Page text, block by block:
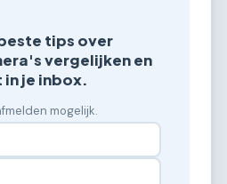
tips over
vergelijken en
je inbox.
mogelijk.